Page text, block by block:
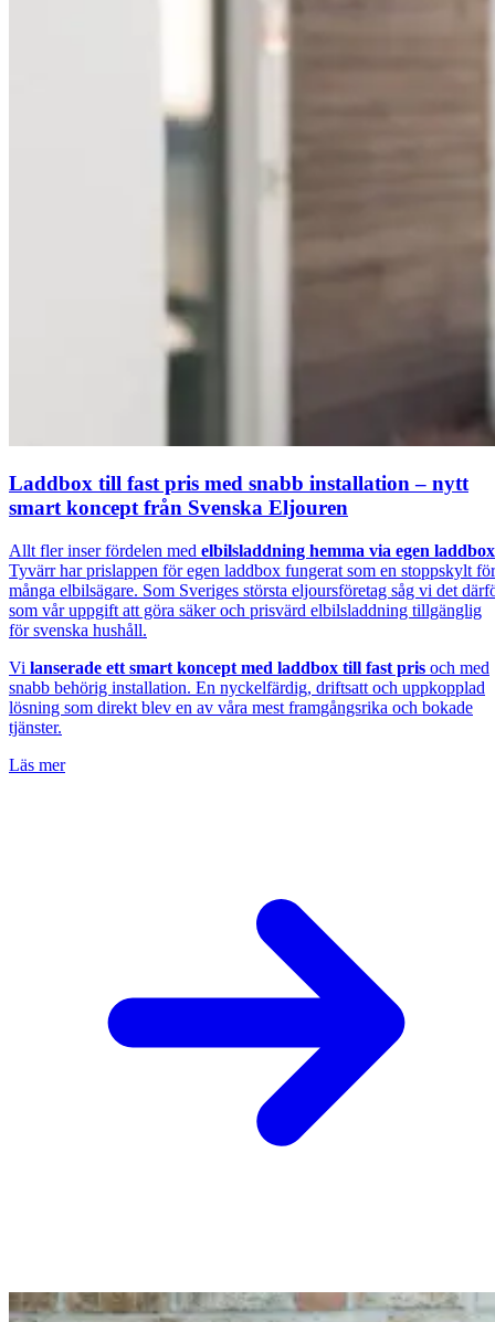
Laddbox till fast pris med snabb installation – nytt
smart koncept från Svenska Eljouren
Allt fler inser fördelen med elbilsladdning hemma via egen laddbox
Tyvärr har prislappen för egen laddbox fungerat som en stoppskylt för
många elbilsägare. Som Sveriges största eljoursföretag såg vi det
som vår uppgift att göra säker och prisvärd elbilsladdning tillgänglig
för svenska hushåll.
Vi lanserade ett smart koncept med laddbox till fast pris och med
snabb behörig installation. En nyckelfärdig, driftsatt och uppkopplad
lösning som direkt blev en av våra mest framgångsrika och bokade
tjänster.
Läs mer